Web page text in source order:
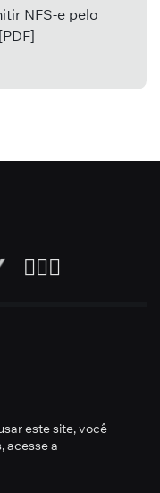
NFS-e pelo
este site, você
acesse a